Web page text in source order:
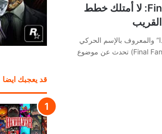
مخرج Final Fantasy 14: لا أمتلك خطط
والمعروف بالإسم الحركي
Yoshi-P (وبعمله على Final Fantasy 14) تحدث عن موضوع
قد يعجبك ايضا